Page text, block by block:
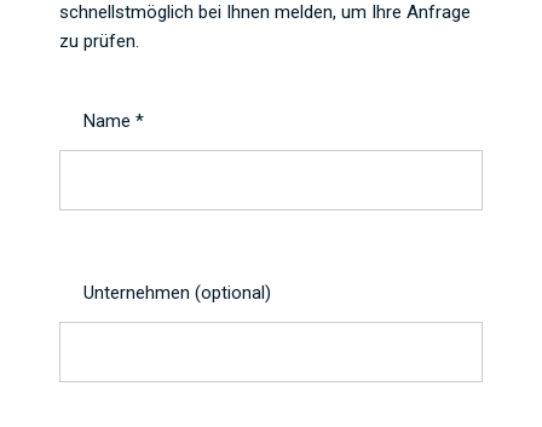
schnellstmöglich bei Ihnen melden, um Ihre Anfrage
zu prüfen.
Name *
Unternehmen (optional)